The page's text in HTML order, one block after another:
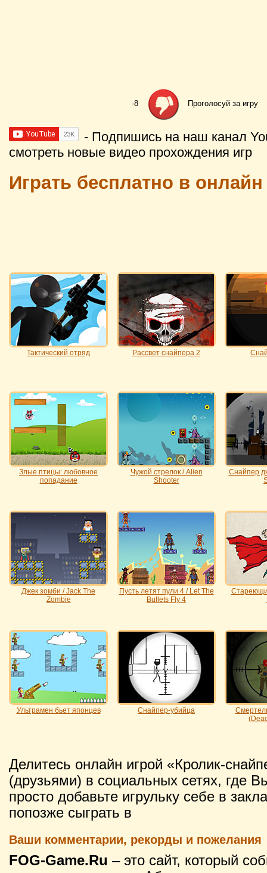
-8 Проголосуй за игру
- Подпишись на наш канал
смотреть новые видео прохождения игр
Играть бесплатно в
Тактический отряд Рассвет снайпера 2
Злые птицы: любовное
попадание
Чужой стрелок / Alien
Shooter
Снайпер
Джек зомби / Jack The
Zombie
Пусть летят пули 4 / Let The
Bullets Fly 4
Ультрамен бьет японцев Снайпер-убийца
Делитесь онлайн игрой «Кролик-
(друзьями) в социальных сетях, где
просто добавьте игрульку себе в
попозже сыграть в
Ваши комментарии, рекорды и пожелания
FOG-Game.Ru – это сайт, который